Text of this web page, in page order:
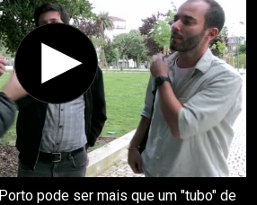
pode ser mais que um "tubo" de